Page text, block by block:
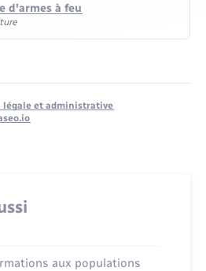
d'armes à feu
légale et administrative
aux populations